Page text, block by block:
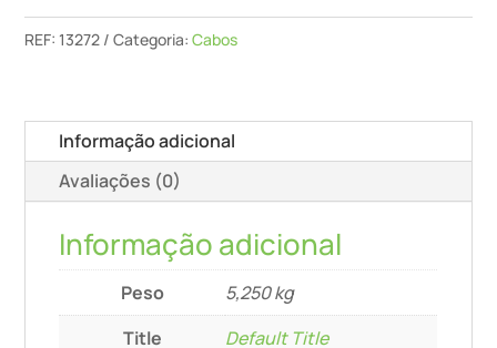
Extensor
2
M
REF:13272 Categoria:Cabos
Informação adicional
Avaliações (0)
Informação adicional
Peso
5,250 kg
Title
Default Title